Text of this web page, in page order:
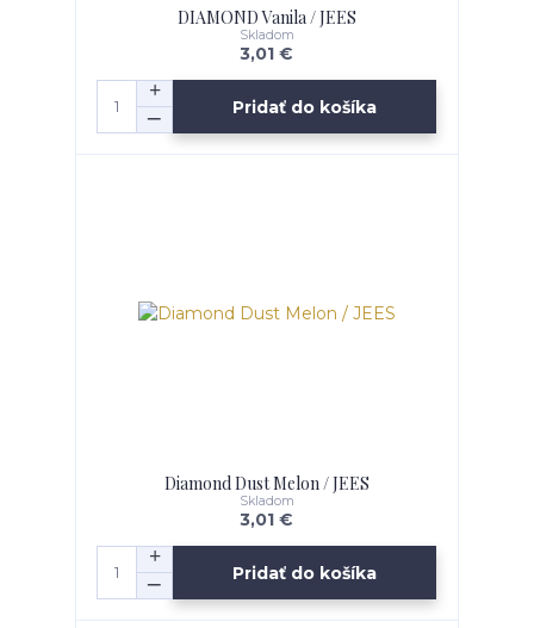
DIAMOND Vanila / JEES
3,01 €
Skladom
Pridať do košíka
Diamond Dust Melon / JEES
3,01 €
Skladom
Pridať do košíka